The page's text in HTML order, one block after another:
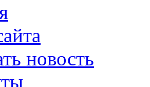
новость